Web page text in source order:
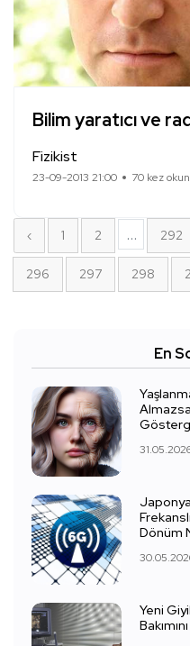
Bilim yaratıcı ve
Fizikist
23-09-2013 21:00 70 kez
‹ 1 2 ... 292
296 297 298
En
Dönüm
Yeni